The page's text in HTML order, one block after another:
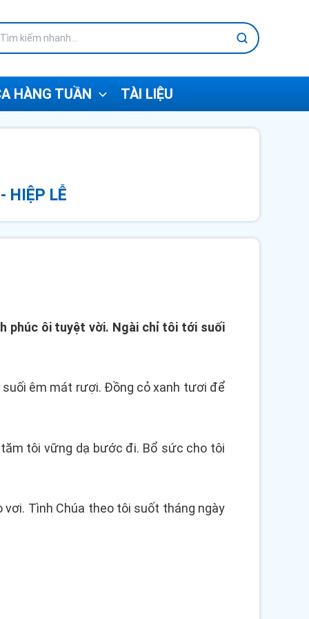
HÀNG TUẦN TÀI LIỆU
HIỆP LỄ
phúc ôi tuyệt vời. Ngài chỉ tôi tới suối
êm mát rượi. Đồng cỏ xanh tươi để
tăm tôi vững dạ bước đi. Bổ sức cho tôi
Tình Chúa theo tôi suốt tháng ngày